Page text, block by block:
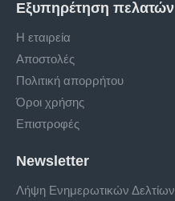
Εξυπηρέτηση πελατών
Η εταιρεία
Αποστολές
Πολιτική απορρήτου
Όροι χρήσης
Επιστροφές
Newsletter
Λήψη Ενημερωτικών Δελτίων